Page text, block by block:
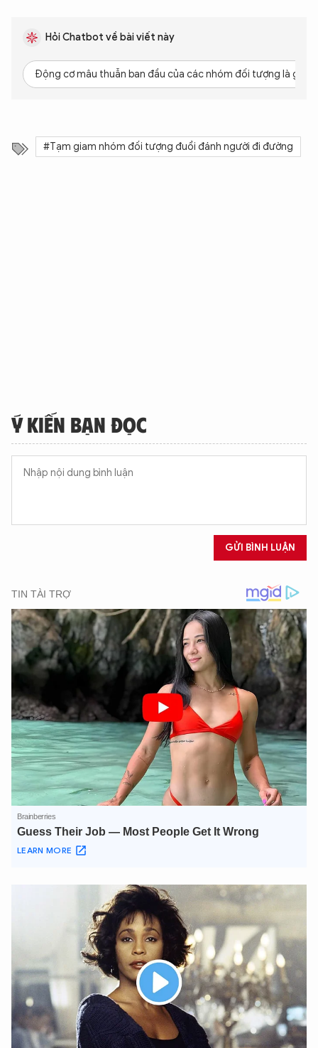
Hỏi Chatbot về bài viết này
Động cơ mâu thuẫn ban đầu của các nhóm đối tượng là gì?
#Tạm giam nhóm đối tượng đuổi đánh người đi đường
Ý KIẾN BẠN ĐỌC
GỬI BÌNH LUẬN